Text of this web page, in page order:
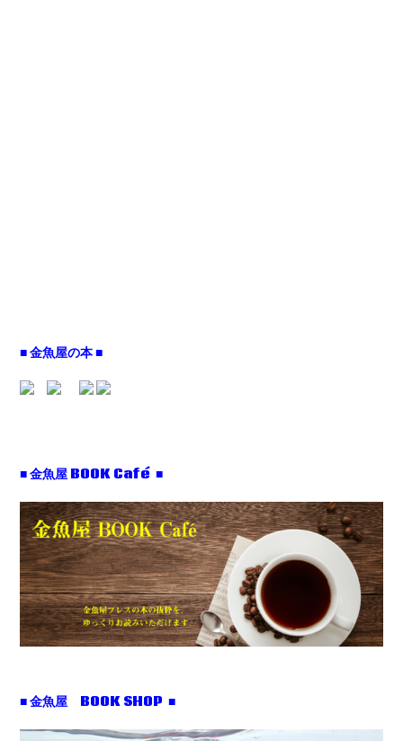
■ 金魚屋の本 ■
■ 金魚屋 BOOK Café ■
■ 金魚屋 BOOK SHOP ■